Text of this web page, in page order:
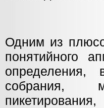
Одним из
понятийного
определения,
собрания,